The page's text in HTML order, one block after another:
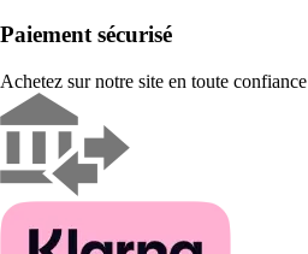
Paiement sécurisé
Achetez sur notre site en toute confiance